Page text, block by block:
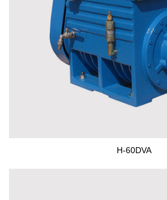
H-60DVA